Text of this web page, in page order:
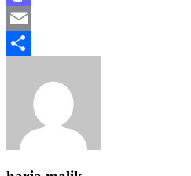
Mastodon
Email